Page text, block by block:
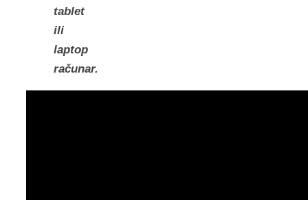
tablet
ili
laptop
računar.